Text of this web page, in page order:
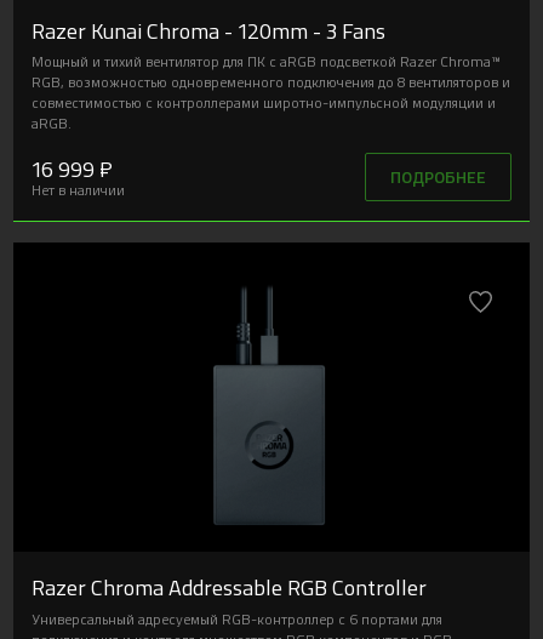
Razer Kunai Chroma - 120mm - 3 Fans
Мощный и тихий вентилятор для ПК с aRGB подсветкой Razer Chroma™
RGB, возможностью одновременного подключения до 8 вентиляторов и
совместимостью с контроллерами широтно-импульсной модуляции и
aRGB.
16 999 ₽
Нет в наличии
ПОДРОБНЕЕ
Razer Chroma Addressable RGB Controller
Универсальный адресуемый RGB-контроллер с 6 портами для